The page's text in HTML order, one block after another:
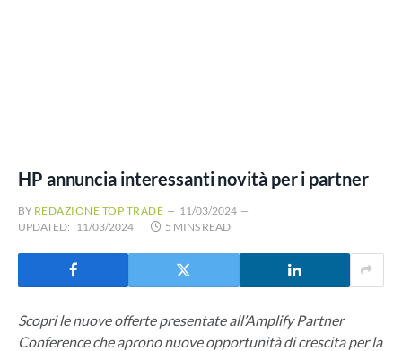
HP annuncia interessanti novità per i partner
BY REDAZIONE TOP TRADE
11/03/2024
UPDATED: 11/03/2024 5 MINS READ
Scopri le nuove offerte presentate all’Amplify Partner
Conference che aprono nuove opportunità di crescita per la